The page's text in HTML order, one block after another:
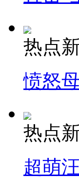
热点
愤怒
热点
超萌